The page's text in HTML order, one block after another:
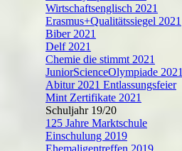
Wirtschaftsenglisch 2021
Erasmus+Qualitätssiegel 2021
Biber 2021
Delf 2021
Chemie die stimmt 2021
JuniorScienceOlympiade 2021
Abitur 2021 Entlassungsfeier
Mint Zertifikate 2021
Schuljahr 19/20
125 Jahre Marktschule
Einschulung 2019
Ehemaligentreffen 2019